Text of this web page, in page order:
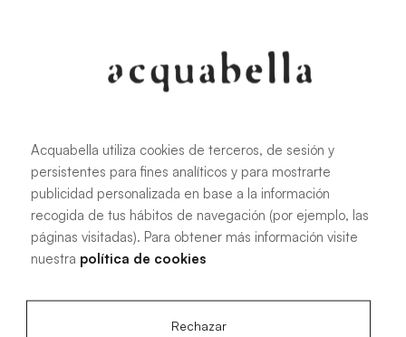
PDF
Manuel d'installation des receveurs
de douche Akron®
4.15 MB|PDF
Acquabella utiliza cookies de terceros, de sesión y
persistentes para fines analíticos y para mostrarte
publicidad personalizada en base a la información
recogida de tus hábitos de navegación (por ejemplo, las
páginas visitadas). Para obtener más información visite
nuestra política de cookies
Rechazar